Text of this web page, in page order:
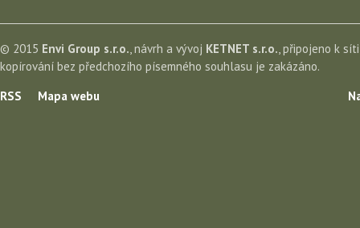
© 2015 Envi Group s.r.o. , návrh a vývoj KETNET s.r.o. , připojeno k
kopírování bez předchozího písemného souhlasu je zakázáno.
RSS
Mapa webu